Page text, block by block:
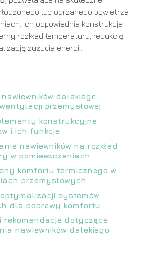
lub ogrzanego powietrza
Ich odpowiednia konstrukcja
rozkład temperatury, redukcję
zużycia energii.
dalekiego
przemysłowej
konstrukcyjne
i ich funkcje
nawiewników na rozkład
w pomieszczeniach
komfortu termicznego w
przemysłowych
systemów
dla poprawy komfortu
rekomendacje dotyczące
nawiewników dalekiego